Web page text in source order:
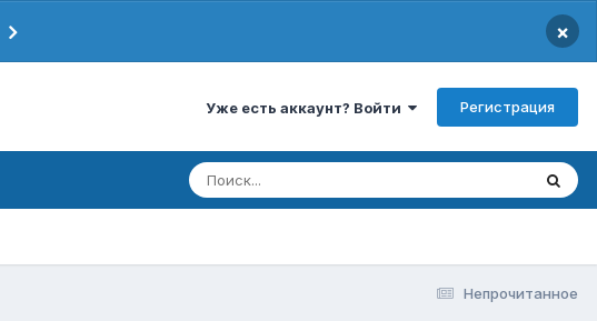
×
Уже есть аккаунт? Войти Регистрация
Непрочитанное